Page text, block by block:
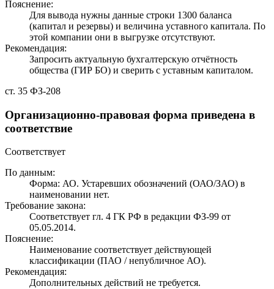
Пояснение:
Для вывода нужны данные строки 1300 баланса
(капитал и резервы) и величина уставного капитала. По
этой компании они в выгрузке отсутствуют.
Рекомендация:
Запросить актуальную бухгалтерскую отчётность
общества (ГИР БО) и сверить с уставным капиталом.
ст. 35 ФЗ-208
Организационно-правовая форма приведена в
соответствие
Соответствует
По данным:
Форма: АО. Устаревших обозначений (ОАО/ЗАО) в
наименовании нет.
Требование закона:
Соответствует гл. 4 ГК РФ в редакции ФЗ-99 от
05.05.2014.
Пояснение:
Наименование соответствует действующей
классификации (ПАО / непубличное АО).
Рекомендация:
Дополнительных действий не требуется.